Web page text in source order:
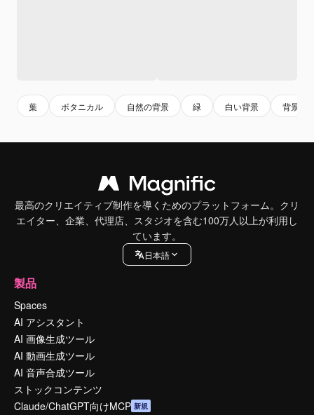
葉 ボタニカル 自然の背景 緑 白い背景 背景
最高のクリエイティブ制作を導くためのプラットフォーム。クリ
エイター、企業、代理店、スタジオを含む100万人以上が利用し
ています。
日本語
製品
Spaces
AI アシスタント
AI 画像生成ツール
AI 動画生成ツール
AI 音声合成ツール
ストックコンテンツ
Claude/ChatGPT向けMCP 新規